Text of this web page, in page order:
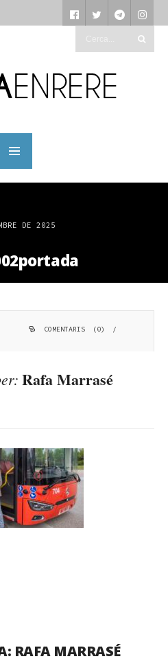
DE 2025
COMENTARIS (0) /
Rafa Marrasé
RAFA MARRASÉ